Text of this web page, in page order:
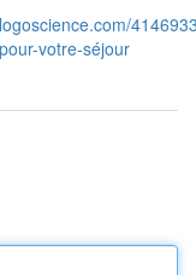
votre-séjour